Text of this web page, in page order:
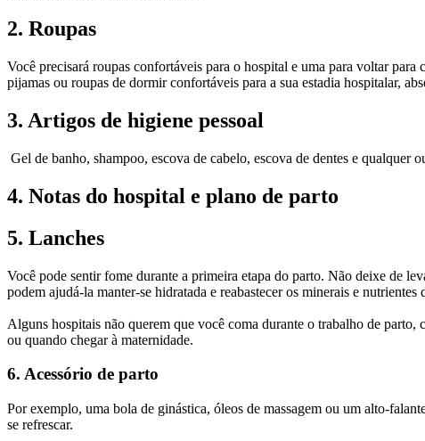
2. Roupas
Você precisará roupas confortáveis para o hospital e uma para voltar
pijamas ou roupas de dormir confortáveis para a sua estadia hospitalar,
3. Artigos de higiene pessoal
Gel de banho, shampoo, escova de cabelo, escova de dentes e qualquer
4. Notas do hospital e plano de parto
5. Lanches
Você pode sentir fome durante a primeira etapa do parto. Não deixe de
podem ajudá-la manter-se hidratada e reabastecer os minerais e
Alguns hospitais não querem que você coma durante o trabalho de parto,
ou quando chegar à maternidade.
6. Acessório de parto
Por exemplo, uma bola de ginástica, óleos de massagem ou um alto-
se refrescar.